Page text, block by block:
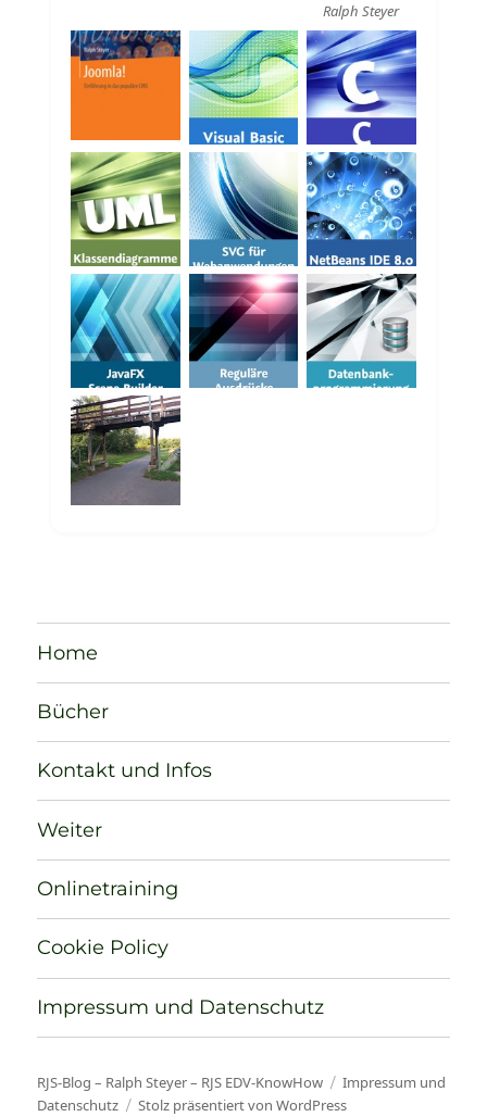
Ralph Steyer
Home
Bücher
Kontakt und Infos
Weiter
Onlinetraining
Cookie Policy
Impressum und Datenschutz
RJS-Blog – Ralph Steyer – RJS EDV-KnowHow
Impressum und
Datenschutz
Stolz präsentiert von WordPress